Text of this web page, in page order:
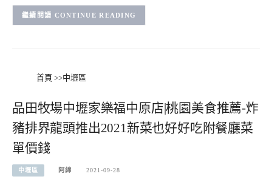
CONTINUE READING
首頁 >>中壢區
品田牧場中壢家樂福中原店|桃園美食推薦-炸
豬排界龍頭推出2021新菜也好好吃附餐廳菜
單價錢
中壢區 阿綿 2021-09-28